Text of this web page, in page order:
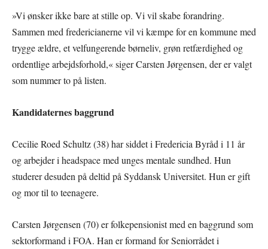
»Vi ønsker ikke bare at stille op. Vi vil skabe forandring.
Sammen med fredericianerne vil vi kæmpe for en kommune med
trygge ældre, et velfungerende børneliv, grøn retfærdighed og
ordentlige arbejdsforhold,« siger Carsten Jørgensen, der er valgt
som nummer to på listen.
Kandidaternes baggrund
Cecilie Roed Schultz (38) har siddet i Fredericia Byråd i 11 år
og arbejder i headspace med unges mentale sundhed. Hun
studerer desuden på deltid på Syddansk Universitet. Hun er gift
og mor til to teenagere.
Carsten Jørgensen (70) er folkepensionist med en baggrund som
sektorformand i FOA. Han er formand for Seniorrådet i